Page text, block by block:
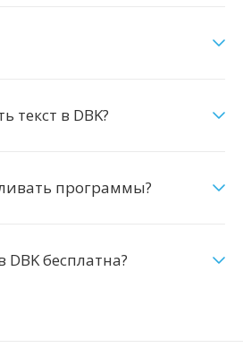
текст в DBK?
программы?
DBK бесплатна?